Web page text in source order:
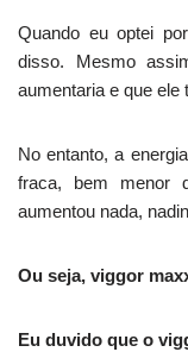
Quando eu optei
disso. Mesmo
aumentaria e que ele
No entanto, a
fraca, bem menor
aumentou nada,
Ou seja, viggor
Eu duvido que o